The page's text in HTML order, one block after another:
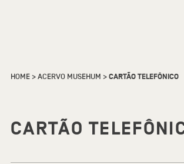
HOME>ACERVO MUSEHUM >CARTÃO TELEFÔNICO
CARTÃO